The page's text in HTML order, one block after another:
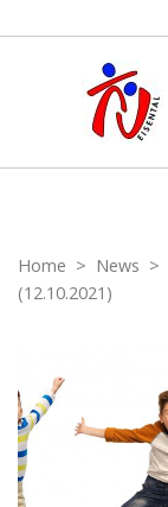
Home > News >
(12.10.2021)